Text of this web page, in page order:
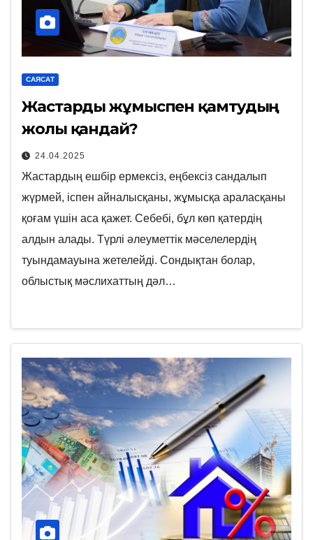
САЯСАТ
Жастарды жұмыспен қамтудың
жолы қандай?
24.04.2025
Жастардың ешбір ермексіз, еңбексіз сандалып
жүрмей, іспен айналысқаны, жұмысқа араласқаны
қоғам үшін аса қажет. Себебі, бұл көп қатердің
алдын алады. Түрлі әлеуметтік мәселелердің
туындамауына жетелейді. Сондықтан болар,
облыстық мәслихаттың дәл…